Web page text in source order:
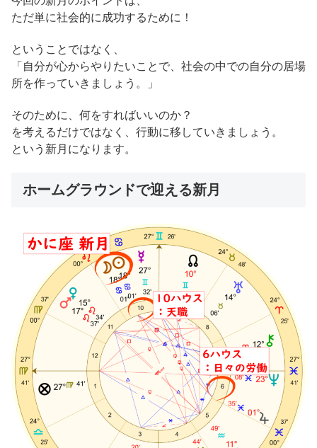
ただ単に社会的に成功するために！
ということではなく、
「自分が心からやりたいことで、社会の中での自分の居場
所を作っていきましょう。」
そのために、何をすればいいのか？
を考えるだけではなく、行動に移していきましょう。
という新月になります。
ホームグラウンドで迎える新月